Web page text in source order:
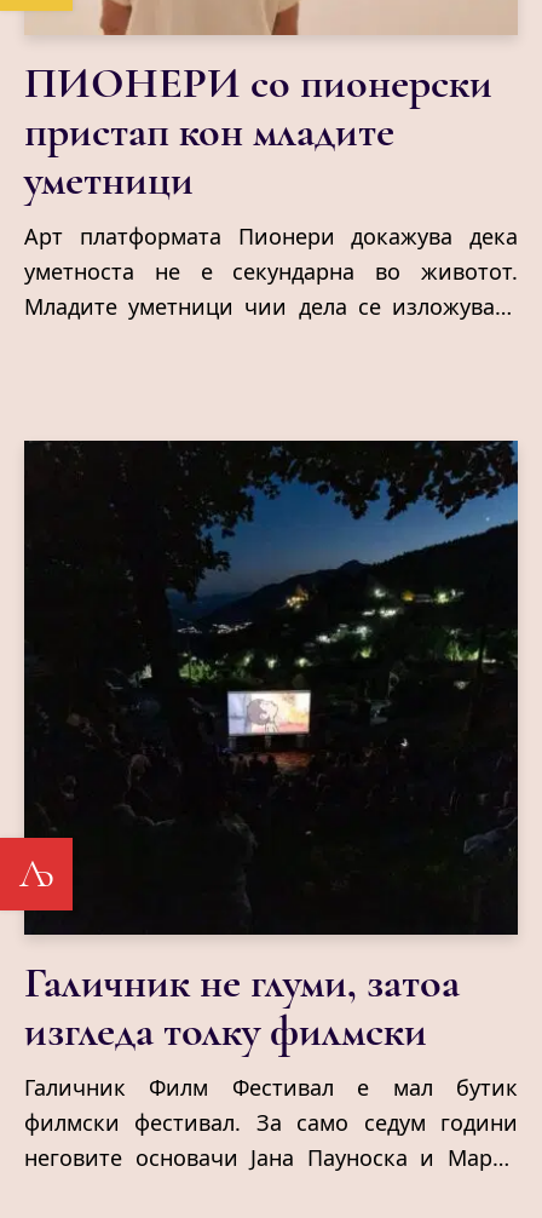
ПИОНЕРИ со пионерски
пристап кон младите
уметници
Арт платформата Пионери докажува дека
уметноста не е секундарна во животот.
Младите уметници чии дела се изложуваат
граници. Го наоѓаат своето место под
сонцето, што понекогаш може да биде една
скопска мала галерија.
Љ
Галичник не глуми, затоа
изгледа толку филмски
Галичник Филм Фестивал е мал бутик
филмски фестивал. За само седум години
неговите основачи Јана Пауноска и Марко